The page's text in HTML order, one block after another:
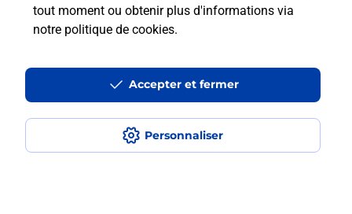
tout moment ou obtenir plus d'informations via
notre politique de cookies.
Personnaliser
Accepter et fermer
Accessibilité : partiellement conforme
Conditions contractuelles
Mentions légales